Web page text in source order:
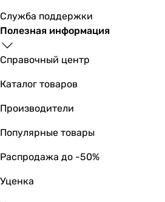
Служба поддержки
Полезная информация
Справочный центр
Каталог товаров
Производители
Популярные товары
Распродажа до -50%
Уценка